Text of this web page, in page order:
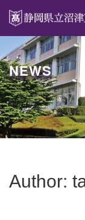
NEWS
Author: